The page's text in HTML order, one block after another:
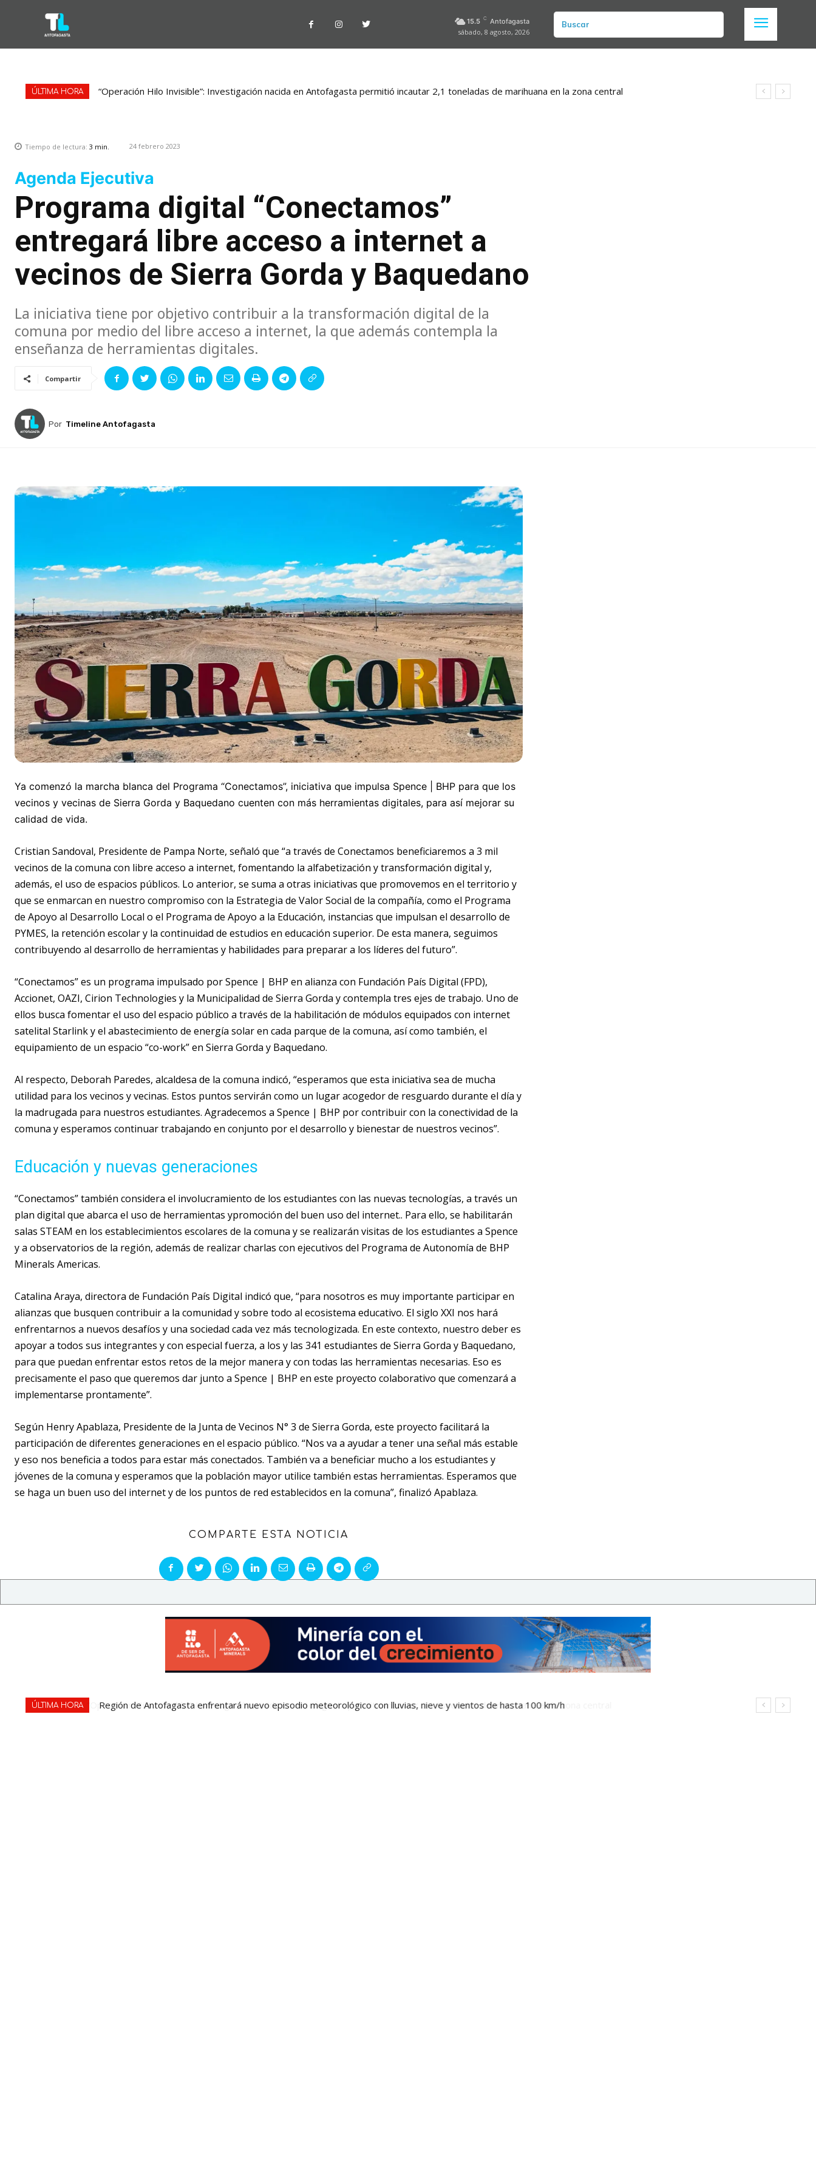
15.5 C Antofagasta
sábado, 8 agosto, 2026
Buscar
ÚLTIMA HORA “Operación Hilo Invisible”: Investigación nacida en Antofagasta permitió incautar 2,1 toneladas de marihuana en la zona central
Tiempo de lectura: 3 min. 24 febrero 2023
Agenda Ejecutiva
Programa digital “Conectamos”
entregará libre acceso a internet a
vecinos de Sierra Gorda y Baquedano
La iniciativa tiene por objetivo contribuir a la transformación digital de la
comuna por medio del libre acceso a internet, la que además contempla la
enseñanza de herramientas digitales.
Compartir
Por Timeline Antofagasta
Ya comenzó la marcha blanca del Programa “Conectamos”, iniciativa que impulsa Spence | BHP para que los
vecinos y vecinas de Sierra Gorda y Baquedano cuenten con más herramientas digitales, para así mejorar su
calidad de vida.
Cristian Sandoval, Presidente de Pampa Norte, señaló que “a través de Conectamos beneficiaremos a 3 mil
vecinos de la comuna con libre acceso a internet, fomentando la alfabetización y transformación digital y,
además, el uso de espacios públicos. Lo anterior, se suma a otras iniciativas que promovemos en el territorio y
que se enmarcan en nuestro compromiso con la Estrategia de Valor Social de la compañía, como el Programa
de Apoyo al Desarrollo Local o el Programa de Apoyo a la Educación, instancias que impulsan el desarrollo de
PYMES, la retención escolar y la continuidad de estudios en educación superior. De esta manera, seguimos
contribuyendo al desarrollo de herramientas y habilidades para preparar a los líderes del futuro”.
“Conectamos” es un programa impulsado por Spence | BHP en alianza con Fundación País Digital (FPD),
Accionet, OAZI, Cirion Technologies y la Municipalidad de Sierra Gorda y contempla tres ejes de trabajo. Uno de
ellos busca fomentar el uso del espacio público a través de la habilitación de módulos equipados con internet
satelital Starlink y el abastecimiento de energía solar en cada parque de la comuna, así como también, el
equipamiento de un espacio “co-work” en Sierra Gorda y Baquedano.
Al respecto, Deborah Paredes, alcaldesa de la comuna indicó, “esperamos que esta iniciativa sea de mucha
utilidad para los vecinos y vecinas. Estos puntos servirán como un lugar acogedor de resguardo durante el día y
la madrugada para nuestros estudiantes. Agradecemos a Spence | BHP por contribuir con la conectividad de la
comuna y esperamos continuar trabajando en conjunto por el desarrollo y bienestar de nuestros vecinos”.
Educación y nuevas generaciones
“Conectamos” también considera el involucramiento de los estudiantes con las nuevas tecnologías, a través un
plan digital que abarca el uso de herramientas ypromoción del buen uso del internet.. Para ello, se habilitarán
salas STEAM en los establecimientos escolares de la comuna y se realizarán visitas de los estudiantes a Spence
y a observatorios de la región, además de realizar charlas con ejecutivos del Programa de Autonomía de BHP
Minerals Americas.
Catalina Araya, directora de Fundación País Digital indicó que, “para nosotros es muy importante participar en
alianzas que busquen contribuir a la comunidad y sobre todo al ecosistema educativo. El siglo XXI nos hará
enfrentarnos a nuevos desafíos y una sociedad cada vez más tecnologizada. En este contexto, nuestro deber es
apoyar a todos sus integrantes y con especial fuerza, a los y las 341 estudiantes de Sierra Gorda y Baquedano,
para que puedan enfrentar estos retos de la mejor manera y con todas las herramientas necesarias. Eso es
precisamente el paso que queremos dar junto a Spence | BHP en este proyecto colaborativo que comenzará a
implementarse prontamente”.
Según Henry Apablaza, Presidente de la Junta de Vecinos N° 3 de Sierra Gorda, este proyecto facilitará la
participación de diferentes generaciones en el espacio público. “Nos va a ayudar a tener una señal más estable
y eso nos beneficia a todos para estar más conectados. También va a beneficiar mucho a los estudiantes y
jóvenes de la comuna y esperamos que la población mayor utilice también estas herramientas. Esperamos que
se haga un buen uso del internet y de los puntos de red establecidos en la comuna”, finalizó Apablaza.
COMPARTE ESTA NOTICIA